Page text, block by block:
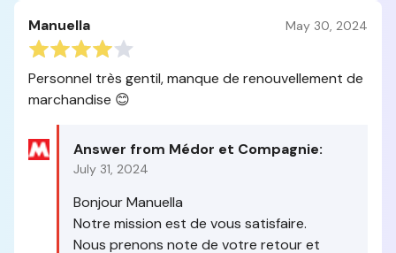
Manuella May 30, 2024
Personnel très gentil, manque de renouvellement de
marchandise 😊
Answer from Médor et Compagnie:
July 31, 2024
Bonjour Manuella
Notre mission est de vous satisfaire.
Nous prenons note de votre retour et